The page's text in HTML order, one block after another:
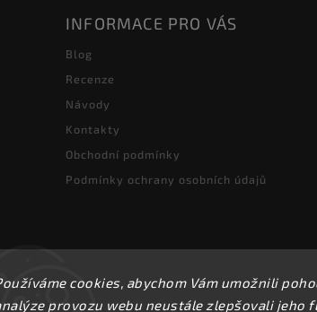
cookies, abychom Vám umožnili
provozu webu neustále zlepšovali jeho
INFORMACE PRO VÁS
Blog
Recenze
Návody
Kontakty
Obchodní podmínky
Podmínky ochrany osobních údajů
Copyright 2026Kuchyňské